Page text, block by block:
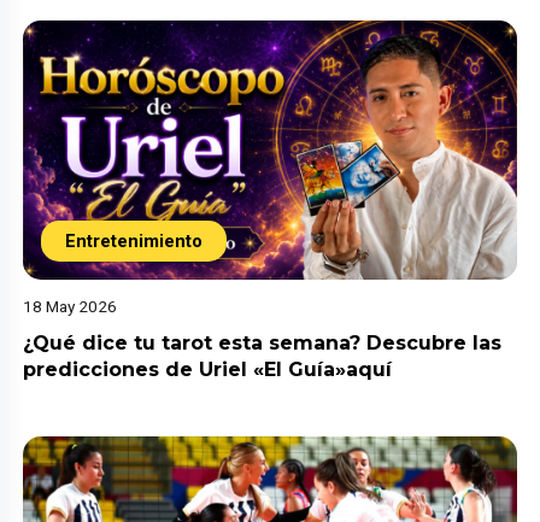
Entretenimiento
18 May 2026
¿Qué dice tu tarot esta semana? Descubre las
predicciones de Uriel «El Guía»aquí